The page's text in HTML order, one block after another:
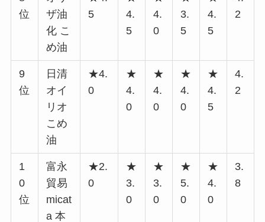
位
ザ油
化 こ
め油
5
4.
5
4.
0
3.
5
4.
5
2
9
位
日清
オイ
リオ
こめ
油
★4.
0
★
4.
0
★
4.
0
★
4.
0
★
4.
5
4.
2
1
0
位
富永
貿易
micat
a 本
★2.
0
★
3.
0
★
3.
0
★
5.
0
★
4.
0
3.
8